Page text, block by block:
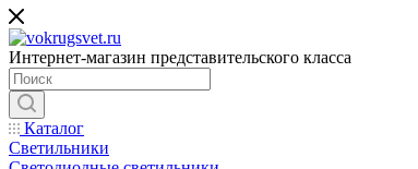
Интернет-магазин представительского класса
Каталог
Светильники